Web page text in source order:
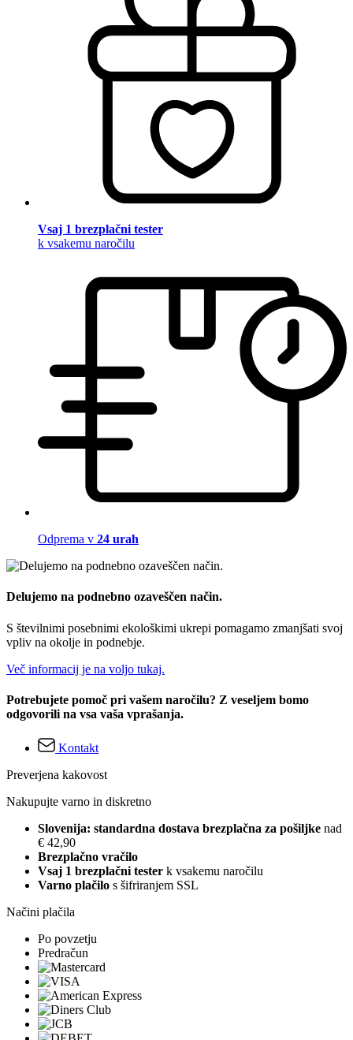
Vsaj 1 brezplačni tester
k vsakemu naročilu
Odprema v 24 urah
Delujemo na podnebno ozaveščen način.
S številnimi posebnimi ekološkimi ukrepi pomagamo zmanjšati svoj
vpliv na okolje in podnebje.
Več informacij je na voljo tukaj.
Potrebujete pomoč pri vašem naročilu? Z veseljem bomo
odgovorili na vsa vaša vprašanja.
Kontakt
Preverjena kakovost
Nakupujte varno in diskretno
Slovenija: standardna dostava brezplačna za pošiljke nad
€ 42,90
Brezplačno vračilo
Vsaj 1 brezplačni tester k vsakemu naročilu
Varno plačilo s šifriranjem SSL
Načini plačila
Po povzetju
Predračun